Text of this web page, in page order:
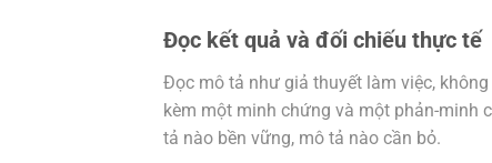
Đọc kết quả và đối chiếu thực tế
Đọc mô tả như giả thuyết làm việc,
kèm một minh chứng và một phản-minh
tả nào bền vững, mô tả nào cần bỏ.